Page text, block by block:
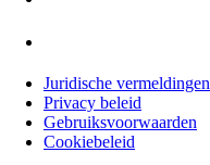
Juridische vermeldingen
Privacy beleid
Gebruiksvoorwaarden
Cookiebeleid